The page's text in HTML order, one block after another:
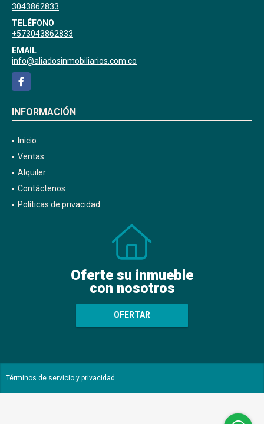
3043862833
TELÉFONO
+573043862833
EMAIL
info@aliadosinmobiliarios.com.co
Facebook
INFORMACIÓN
Inicio
Ventas
Alquiler
Contáctenos
Políticas de privacidad
Oferte su inmueble
con nosotros
OFERTAR
Términos de servicio y privacidad